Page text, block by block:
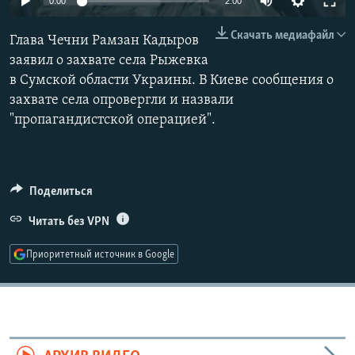
РАСПИСАНИЕ ВЕЩАНИЯ
ПОДПИШИТЕСЬ НА РАССЫЛКУ
СОЦИАЛЬНЫЕ СЕТИ
Все сайты РСЕ/РС
240p
480p
Скачать медиафайл
Глава Чечни Рамзан Кадыров
заявил о захвате села Рыжевка
в Сумской области Украины. В Киеве сообщения о
захвате села опровергли и назвали
"пропагандистской операцией".
Поделиться
Читать без VPN
Приоритетный источник в Google